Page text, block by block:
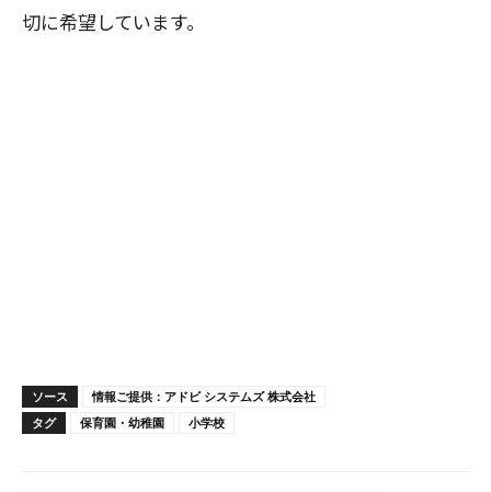
切に希望しています。
ソース
情報ご提供：アドビ システムズ 株式会社
タグ
保育園・幼稚園 小学校